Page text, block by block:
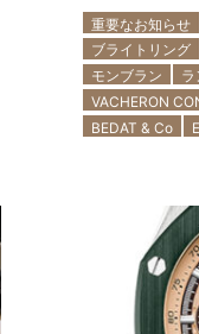
重要なお知らせ
ブライトリング
モンブラン
VACHERON
BEDAT & Co